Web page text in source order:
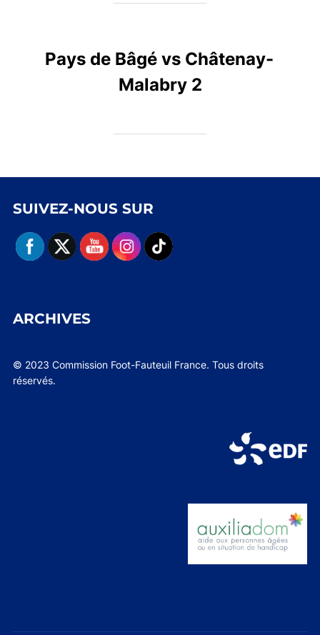
Pays de Bâgé vs Châtenay-
Malabry 2
SUIVEZ-NOUS SUR
ARCHIVES
© 2023 Commission Foot-Fauteuil France. Tous droits
réservés.